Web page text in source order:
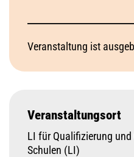
Veranstaltung ist
Veranstaltungsort
LI für Qualifizierung
Schulen (LI)